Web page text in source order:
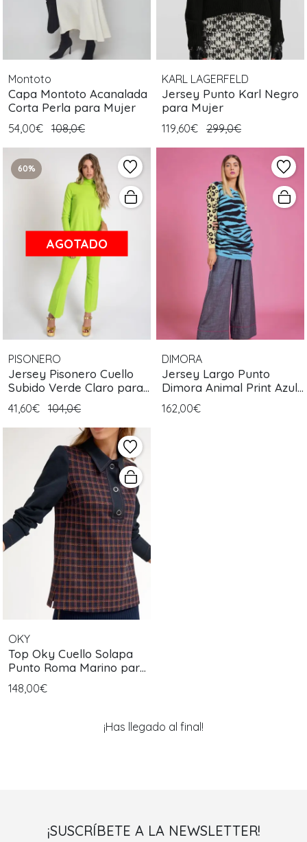
Montoto
Capa Montoto Acanalada
Corta Perla para Mujer
54,00€ 108,0€
KARL LAGERFELD
Jersey Punto Karl Negro
para Mujer
119,60€ 299,0€
60%
AGOTADO
PISONERO
Jersey Pisonero Cuello
Subido Verde Claro para
Mujer
41,60€ 104,0€
DIMORA
Jersey Largo Punto
Dimora Animal Print Azul
para Mujer
162,00€
OKY
Top Oky Cuello Solapa
Punto Roma Marino para
Mujer
148,00€
¡Has llegado al final!
¡SUSCRÍBETE A LA NEWSLETTER!